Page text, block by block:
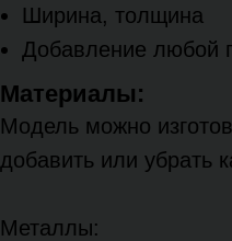
Ширина, толщина
Добавление любой
Материалы:
Модель можно
добавить или убрать
Металлы: